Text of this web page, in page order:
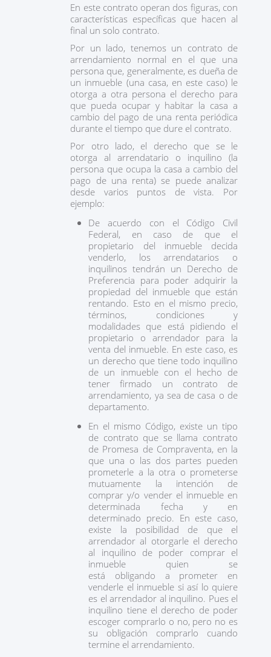
En este contrato operan dos figuras, con
características específicas que hacen al
final un solo contrato.
Por un lado, tenemos un contrato de
arrendamiento normal en el que una
persona que, generalmente, es dueña de
un inmueble (una casa, en este caso) le
otorga a otra persona el derecho para
que pueda ocupar y habitar la casa a
cambio del pago de una renta periódica
durante el tiempo que dure el contrato.
Por otro lado, el derecho que se le
otorga al arrendatario o inquilino (la
persona que ocupa la casa a cambio del
pago de una renta) se puede analizar
desde varios puntos de vista. Por
ejemplo:
De acuerdo con el Código Civil
Federal, en caso de que el
propietario del inmueble decida
venderlo, los arrendatarios o
inquilinos tendrán un Derecho de
Preferencia para poder adquirir la
propiedad del inmueble que están
rentando. Esto en el mismo precio,
términos, condiciones y
modalidades que está pidiendo el
propietario o arrendador para la
venta del inmueble. En este caso, es
un derecho que tiene todo inquilino
de un inmueble con el hecho de
tener firmado un contrato de
arrendamiento, ya sea de casa o de
departamento.
En el mismo Código, existe un tipo
de contrato que se llama contrato
de Promesa de Compraventa, en la
que una o las dos partes pueden
prometerle a la otra o prometerse
mutuamente la intención de
comprar y/o vender el inmueble en
determinada fecha y en
determinado precio. En este caso,
existe la posibilidad de que el
arrendador al otorgarle el derecho
al inquilino de poder comprar el
inmueble quien se
está obligando a prometer en
venderle el inmueble si así lo quiere
es el arrendador al inquilino. Pues el
inquilino tiene el derecho de poder
escoger comprarlo o no, pero no es
su obligación comprarlo cuando
termine el arrendamiento.